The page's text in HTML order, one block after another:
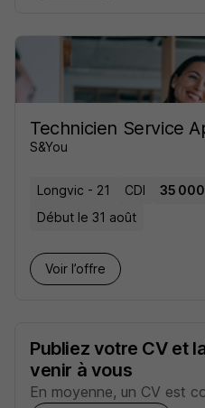
Technicien Service
S&You
Longvic - 21 CDI
35
Début le 31 août
Voir l’offre
Publiez votre CV et
venir à vous
En moyenne, un CV est